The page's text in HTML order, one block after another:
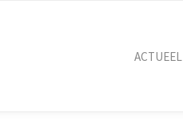
ACTUEEL